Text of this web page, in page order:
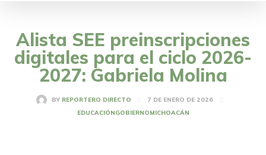
Alista SEE preinscripciones
digitales para el ciclo 2026-
2027: Gabriela Molina
BY REPORTERO DIRECTO
7 DE ENERO DE 2026
EDUCACIÓNGOBIERNOMICHOACÁN